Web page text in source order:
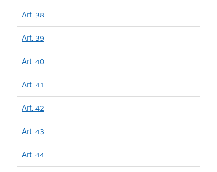
Art. 38
Art. 39
Art. 40
Art. 41
Art. 42
Art. 43
Art. 44